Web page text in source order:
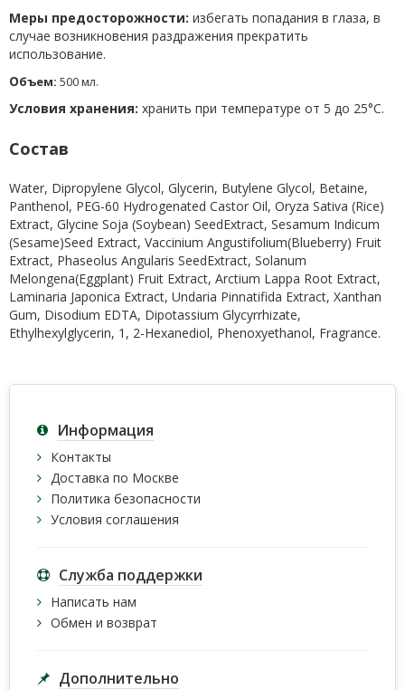
Меры предосторожности: избегать попадания в глаза, в
случае возникновения раздражения прекратить
использование.
О​бъем: 500 мл.
Условия хранения: хранить при температуре от 5 до 25°С.
Состав
Water, Dipropylene Glycol, Glycerin, Butylene Glycol, Betaine,
Panthenol, PEG-60 Hydrogenated Castor Oil, Oryza Sativa (Rice)
Extract, Glycine Soja (Soybean) SeedExtract, Sesamum Indicum
(Sesame)Seed Extract, Vaccinium Angustifolium(Blueberry) Fruit
Extract, Phaseolus Angularis SeedExtract, Solanum
Melongena(Eggplant) Fruit Extract, Arctium Lappa Root Extract,
Laminaria Japonica Extract, Undaria Pinnatifida Extract, Xanthan
Gum, Disodium EDTA, Dipotassium Glycyrrhizate,
Ethylhexylglycerin, 1, 2-Hexanediol, Phenoxyethanol, Fragrance.
Информация
Контакты
Доставка по Москве
Политика безопасности
Условия соглашения
Служба поддержки
Написать нам
Обмен и возврат
Дополнительно